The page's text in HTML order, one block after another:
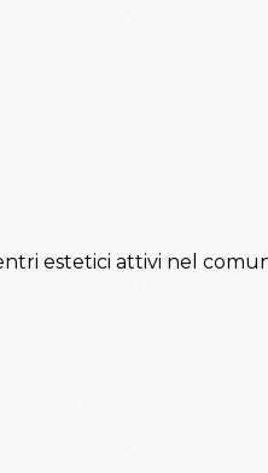
estetici attivi nel